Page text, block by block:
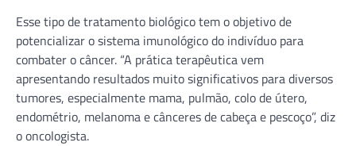
Esse tipo de tratamento biológico tem o objetivo de
potencializar o sistema imunológico do indivíduo para
combater o câncer. “A prática terapêutica vem
apresentando resultados muito significativos para diversos
tumores, especialmente mama, pulmão, colo de útero,
endométrio, melanoma e cânceres de cabeça e pescoço”, diz
o oncologista.